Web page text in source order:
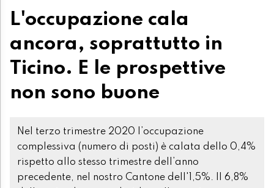
L'occupazione cala
ancora, soprattutto in
Ticino. E le prospettive
non sono buone
Nel terzo trimestre 2020 l’occupazione
complessiva (numero di posti) è calata dello 0,4%
rispetto allo stesso trimestre dell’anno
precedente, nel nostro Cantone dell'1,5%. Il 6,8%